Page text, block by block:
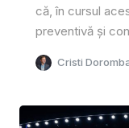
că, în cursul
preventivă și
Cristi